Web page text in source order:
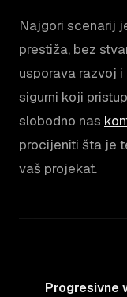
Najgori scenarij
prestiža, bez
usporava razvoj
sigurni koji
slobodno nas
procijeniti šta je
vaš projekat.
Progresivne